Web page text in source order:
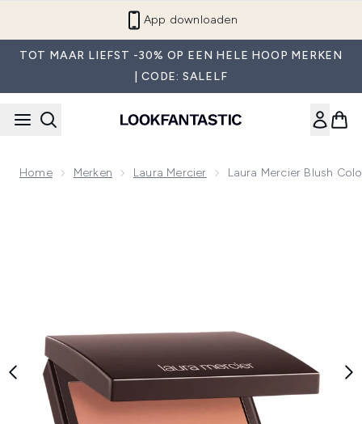
App downloaden
TOT MAAR LIEFST -30% OP EEN HELE HOOP MERKEN
| CODE: SALELF
Home Merken Laura Mercier Laura Mercier Blush